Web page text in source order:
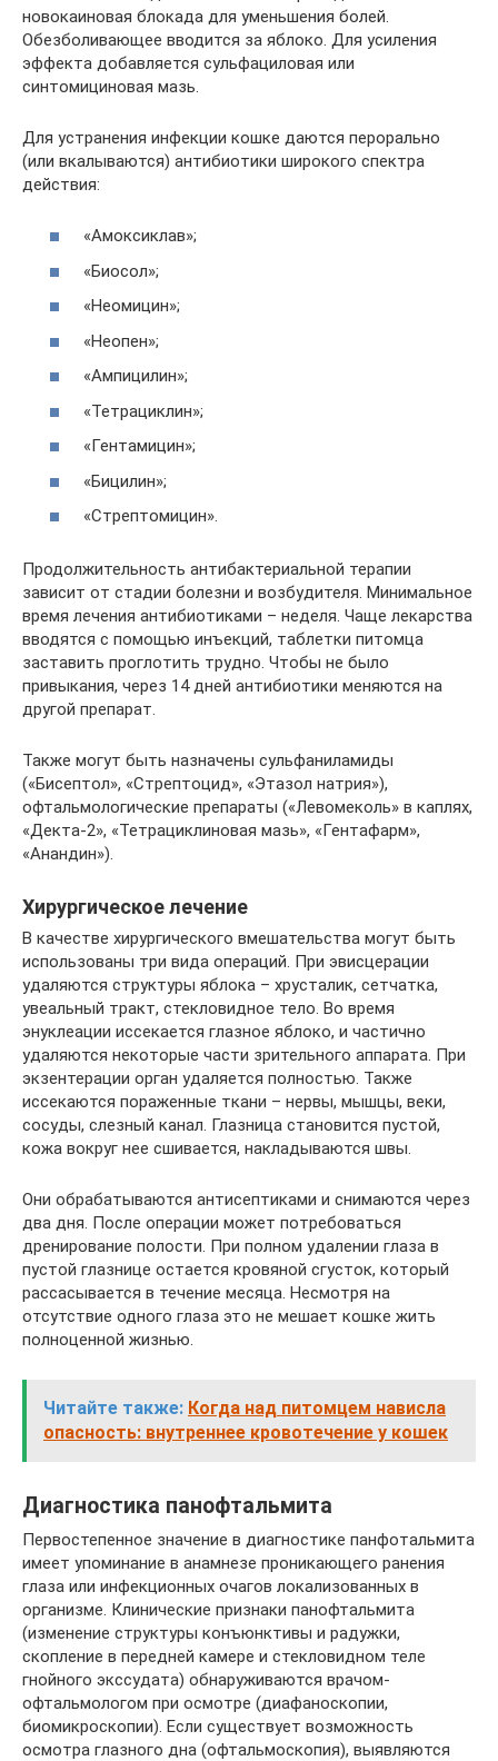
новокаиновая блокада для уменьшения болей.
Обезболивающее вводится за яблоко. Для усиления
эффекта добавляется сульфациловая или
синтомициновая мазь.
Для устранения инфекции кошке даются перорально
(или вкалываются) антибиотики широкого спектра
действия:
«Амоксиклав»;
«Биосол»;
«Неомицин»;
«Неопен»;
«Ампицилин»;
«Тетрациклин»;
«Гентамицин»;
«Бицилин»;
«Стрептомицин».
Продолжительность антибактериальной терапии
зависит от стадии болезни и возбудителя. Минимальное
время лечения антибиотиками – неделя. Чаще лекарства
вводятся с помощью инъекций, таблетки питомца
заставить проглотить трудно. Чтобы не было
привыкания, через 14 дней антибиотики меняются на
другой препарат.
Также могут быть назначены сульфаниламиды
(«Бисептол», «Стрептоцид», «Этазол натрия»),
офтальмологические препараты («Левомеколь» в каплях,
«Декта-2», «Тетрациклиновая мазь», «Гентафарм»,
«Анандин»).
Хирургическое лечение
В качестве хирургического вмешательства могут быть
использованы три вида операций. При эвисцерации
удаляются структуры яблока – хрусталик, сетчатка,
увеальный тракт, стекловидное тело. Во время
энуклеации иссекается глазное яблоко, и частично
удаляются некоторые части зрительного аппарата. При
экзентерации орган удаляется полностью. Также
иссекаются пораженные ткани – нервы, мышцы, веки,
сосуды, слезный канал. Глазница становится пустой,
кожа вокруг нее сшивается, накладываются швы.
Они обрабатываются антисептиками и снимаются через
два дня. После операции может потребоваться
дренирование полости. При полном удалении глаза в
пустой глазнице остается кровяной сгусток, который
рассасывается в течение месяца. Несмотря на
отсутствие одного глаза это не мешает кошке жить
полноценной жизнью.
Читайте также: Когда над питомцем нависла
опасность: внутреннее кровотечение у кошек
Диагностика панофтальмита
Первостепенное значение в диагностике панфотальмита
имеет упоминание в анамнезе проникающего ранения
глаза или инфекционных очагов локализованных в
организме. Клинические признаки панофтальмита
(изменение структуры конъюнктивы и радужки,
скопление в передней камере и стекловидном теле
гнойного экссудата) обнаруживаются врачом-
офтальмологом при осмотре (диафаноскопии,
биомикроскопии). Если существует возможность
осмотра глазного дна (офтальмоскопия), выявляются